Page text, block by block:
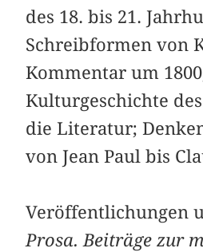
des 18. bis 21.
Schreibformen von
Kommentar um
Kulturgeschichte
die Literatur;
von Jean Paul bis
Veröffentlichungen
Prosa. Beiträge zur